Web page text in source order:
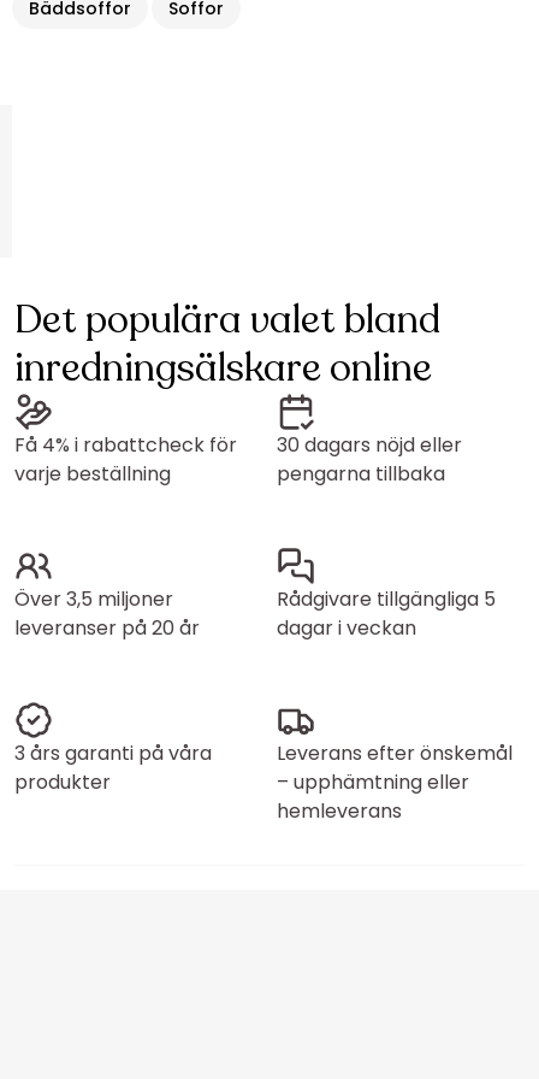
Bäddsoffor Soffor
Det populära valet bland
inredningsälskare online
Få 4% i rabattcheck för
varje beställning
30 dagars nöjd eller
pengarna tillbaka
Över 3,5 miljoner
leveranser på 20 år
Rådgivare tillgängliga 5
dagar i veckan
3 års garanti på våra
produkter
Leverans efter önskemål
– upphämtning eller
hemleverans